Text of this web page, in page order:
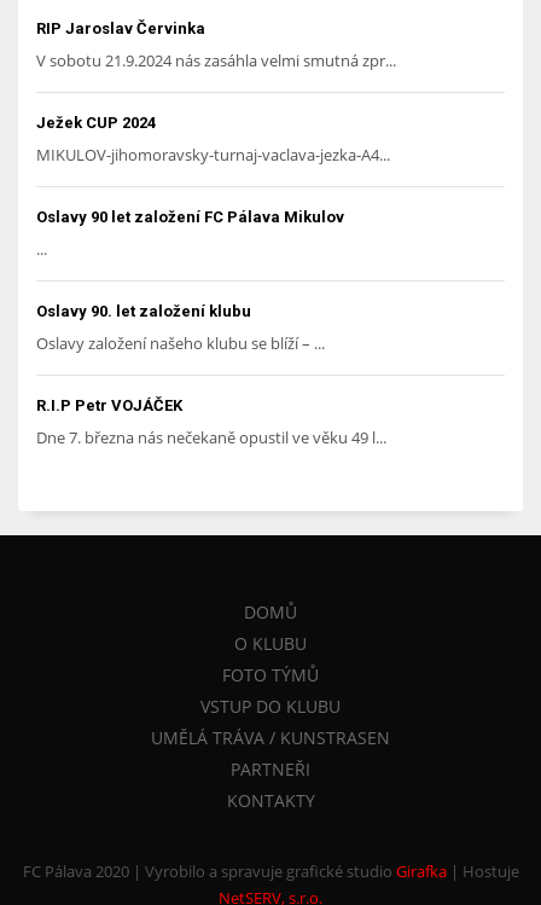
RIP Jaroslav Červinka
V sobotu 21.9.2024 nás zasáhla velmi smutná zpr...
Ježek CUP 2024
MIKULOV-jihomoravsky-turnaj-vaclava-jezka-A4...
Oslavy 90 let založení FC Pálava Mikulov
...
Oslavy 90. let založení klubu
Oslavy založení našeho klubu se blíží – ...
R.I.P Petr VOJÁČEK
Dne 7. března nás nečekaně opustil ve věku 49 l...
DOMŮ
O KLUBU
FOTO TÝMŮ
VSTUP DO KLUBU
UMĚLÁ TRÁVA / KUNSTRASEN
PARTNEŘI
KONTAKTY
FC Pálava 2020 | Vyrobilo a spravuje grafické studio Girafka| Hostuje
NetSERV, s.r.o.